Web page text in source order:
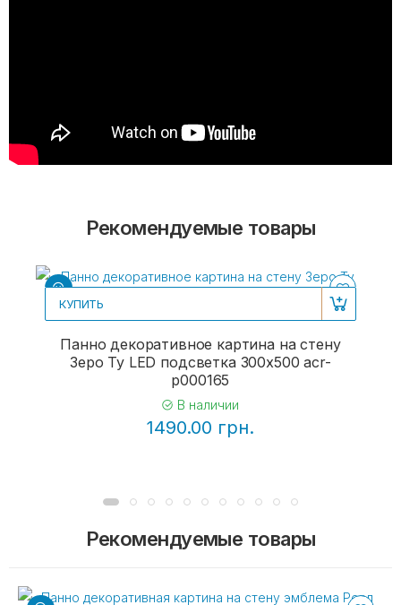
Рекомендуемые товары
КУПИТЬ
Панно декоративное картина на стену
Зеро Ту LED подсветка 300х500 acr-
p000165
В наличии
1490.00 грн.
Рекомендуемые товары